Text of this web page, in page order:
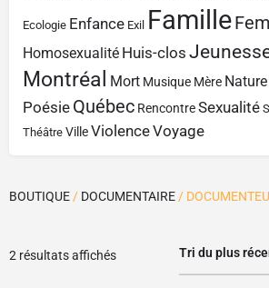
Ecologie Enfance Exil Famille
Homosexualité Huis-clos
Montréal Mort Musique Mère Nature
Poésie Québec RencontreSexualité
Théâtre VilleViolenceVoyage
BOUTIQUE / DOCUMENTAIRE /
2 résultats affichés Tri du plus